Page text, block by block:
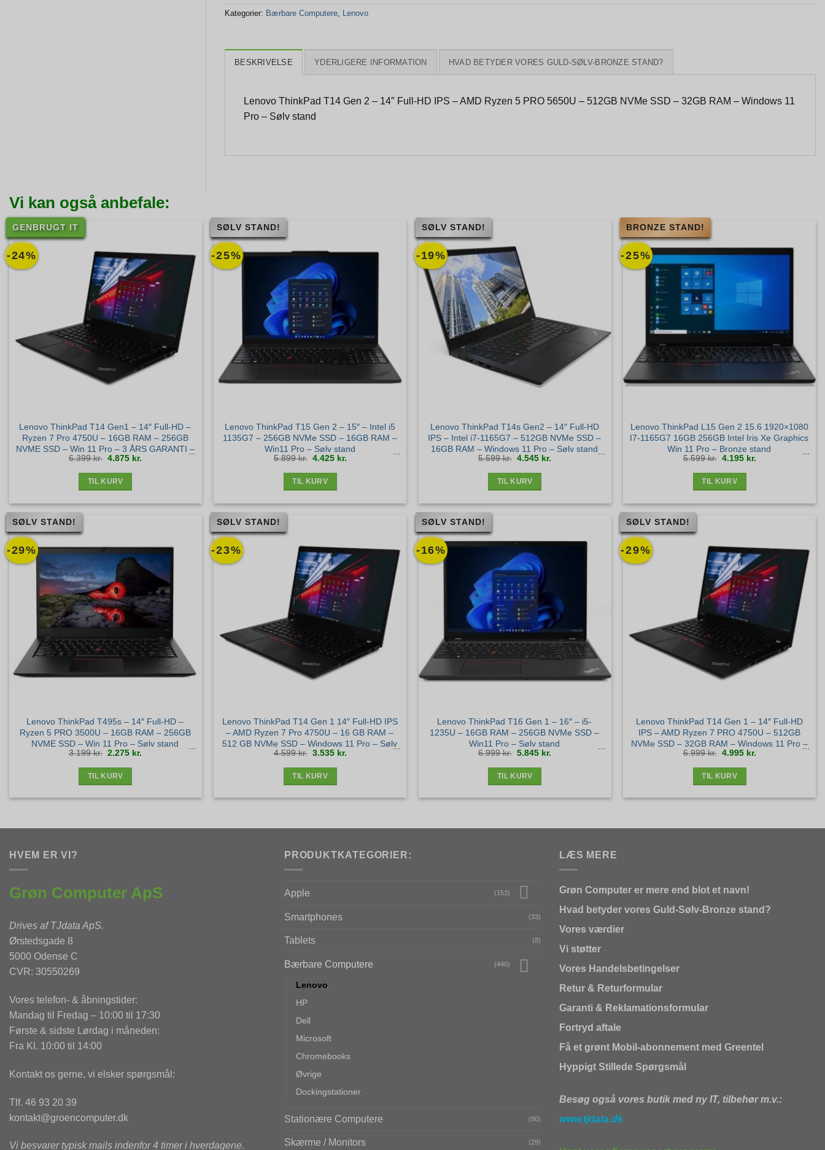
Kategorier: Bærbare Computere, Lenovo
BESKRIVELSE YDERLIGERE INFORMATION HVAD BETYDER VORES GULD-SØLV-BRONZE STAND?
Lenovo ThinkPad T14 Gen 2 – 14″ Full-HD IPS – AMD Ryzen 5 PRO 5650U – 512GB NVMe SSD – 32GB RAM – Windows 11
Pro – Sølv stand
Vi kan også anbefale:
-24%
GENBRUGT IT
Lenovo ThinkPad T14 Gen1 – 14″ Full-HD –
Ryzen 7 Pro 4750U – 16GB RAM – 256GB
NVME SSD – Win 11 Pro – 3 ÅRS GARANTI –
Guld+ stand
6.399kr. Den
oprindelige
pris
4.875 kr.
TIL KURV
-25%
SØLV STAND!
Lenovo ThinkPad T15 Gen 2 – 15″ – Intel i5
1135G7 – 256GB NVMe SSD – 16GB RAM –
Win11 Pro – Sølv stand
5.899kr. Den
oprindelige
pris
4.425 kr.aktuelle
pris
TIL KURV
-19%
SØLV STAND!
Lenovo ThinkPad T14s Gen2 – 14″ Full-HD
IPS – Intel i7-1165G7 – 512GB NVMe SSD –
16GB RAM – Windows 11 Pro – Sølv stand
5.599kr. Den
oprindelige
pris
4.545 kr.
TIL KURV
-25%
BRONZE STAND!
Lenovo ThinkPad L15 Gen 2 15.6 1920×1080
I7-1165G7 16GB 256GB Intel Iris Xe Graphics
Win 11 Pro – Bronze stand
5.599kr. Den
oprindelige
pris
4.195 kr.aktuelle
pris
TIL KURV
-29%
SØLV STAND!
Lenovo ThinkPad T495s – 14″ Full-HD –
Ryzen 5 PRO 3500U – 16GB RAM – 256GB
NVME SSD – Win 11 Pro – Sølv stand
3.199kr. Den
oprindelige
pris
2.275 kr.
TIL KURV
-23%
SØLV STAND!
Lenovo ThinkPad T14 Gen 1 14″ Full-HD IPS
– AMD Ryzen 7 Pro 4750U – 16 GB RAM –
512 GB NVMe SSD – Windows 11 Pro – Sølv
stand
4.599kr. Den
oprindelige
pris
3.535 kr.aktuelle
pris
TIL KURV
-16%
SØLV STAND!
Lenovo ThinkPad T16 Gen 1 – 16″ – i5-
1235U – 16GB RAM – 256GB NVMe SSD –
Win11 Pro – Sølv stand
6.999kr. Den
oprindelige
pris
5.845 kr.
TIL KURV
-29%
SØLV STAND!
Lenovo ThinkPad T14 Gen 1 – 14″ Full-HD
IPS – AMD Ryzen 7 PRO 4750U – 512GB
NVMe SSD – 32GB RAM – Windows 11 Pro –
Sølv stand
6.999kr. Den
oprindelige
pris
4.995 kr.aktuelle
pris
TIL KURV
HVEM ER VI?
Grøn Computer ApS
Drives afTJdata ApS.
Ørstedsgade 8
5000 Odense C
CVR: 30550269
Vores telefon- & åbningstider:
Mandag til Fredag – 10:00 til 17:30
Første & sidste Lørdag i måneden:
Fra Kl. 10:00 til 14:00
Kontakt os gerne, vi elsker spørgsmål:
Tlf. 46 93 20 39
kontakt@groencomputer.dk
Vi besvarer typisk mails indenfor 4 timer i hverdagene.
PRODUKTKATEGORIER:
Apple (153)
Smartphones (33)
Tablets (8)
Bærbare Computere (440)
Lenovo
HP
Dell
Microsoft
Chromebooks
Øvrige
Dockingstationer
Stationære Computere (90)
Skærme / Monitors (29)
LÆS MERE
Grøn Computer er mere end blot et navn!
Hvad betyder vores Guld-Sølv-Bronze stand?
Vores værdier
Vi støtter
Vores Handelsbetingelser
Retur & Returformular
Garanti & Reklamationsformular
Fortryd aftale
Få et grønt Mobil-abonnement med Greentel
Hyppigt Stillede Spørgsmål
Besøg også vores butik med ny IT, tilbehør m.v.:
www.tjdata.dk